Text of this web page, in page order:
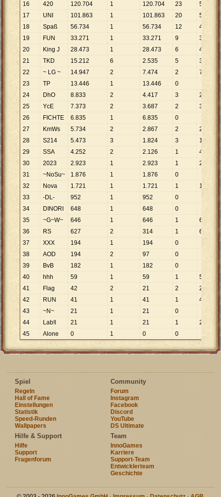
16
420 120.704 1 120.704 23 5
248
17
UNI 101.863 1 101.863 20 5 093
18
Spaß 56.734 1 56.734 12 4
19
FUN 33.271 1 33.271 9 3 .697
20
King J 28.473 1 28.473 6 4
746
21
TKD 15.212 6 2.535 5 3
22
~ LG ~ 14.947 2 7.474 2 7 .474
23
TP 13.446 1 13.446
0
24
DhO 8.833 2 4.417 3 2
25
YcE 7.373 2 3.687 2 3
687
26
FICHTE 6.835 1 6.835
0
27
KmWs 5.734 2 2.867 2 2
28
S214 5.473 3 1.824 3 1 .824
29
SSA 4.252 2 2.126 1 4
30
2023 2.923 1 2.923 1 2 923
31
~NoSu~ 1.876 1 1.876
0
32
Nova 1.721 1 1.721 1 1 .721
33
-DL- 952 1 952
0
34
DINORI 648 1 648
0
35
~G~W~ 646 1 646 1
646
36
RS 627 2 314 1
627
37
XXX 194 1 194
0
38
AOD 194 2 97
0
39
BvB 182 1 182
0
40
hhh 59 1 59 1
59
41
Flag 42 2 21 2
21
42
RUN 41 1 41 1
41
43
~N~ 21 1 21
0
44
Lab!l 21 1 21 1
21
45
Alone 0 1 0 0
Spiel
Regeln
Hall of Fame
Einstellungen
Statistik
Speed-Runden
Wallpapers
Community
Forum
Instagram
Facebook
Discord
YouTube
DS Ultimate
Hilfe & Support
Hilfe
Support
Fragenforum
Team
InnoGames
Karriere
Support-Team
Entwicklerteam
Geschichte